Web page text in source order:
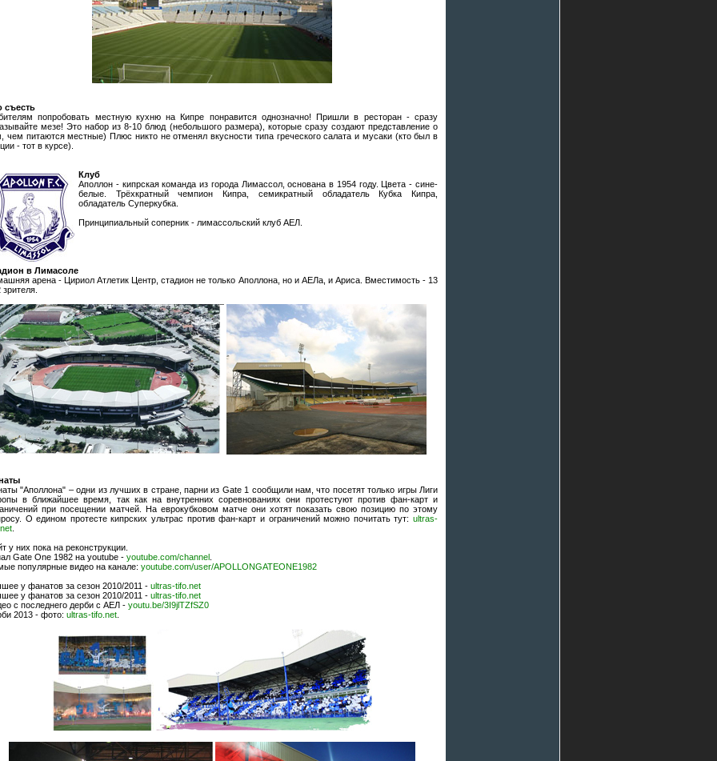
съесть
попробовать местную кухню на Кипре понравится однозначно! Пришли в ресторан - сразу
мезе! Это набор из 8-10 блюд (небольшого размера), которые сразу создают представление о
чем питаются местные) Плюс никто не отменял вкусности типа греческого салата и мусаки (кто был в
- тот в курсе).
Клуб
Аполлон - кипрская команда из города Лимассол, основана в 1954 году. Цвета - сине-
белые. Трёхкратный чемпион Кипра, семикратный обладатель Кубка Кипра,
обладатель Суперкубка.
Принципиальный соперник - лимассольский клуб АЕЛ.
в Лимасоле
арена - Цириол Атлетик Центр, стадион не только Аполлона, но и АЕЛа, и Ариса. Вместимость - 13
зрителя.
"Аполлона" – одни из лучших в стране, парни из Gate 1 сообщили нам, что посетят только игры Лиги
в ближайшее время, так как на внутренних соревнованиях они протестуют против фан-карт и
при посещении матчей. На еврокубковом матче они хотят показать свою позицию по этому
О едином протесте кипрских ультрас против фан-карт и ограничений можно почитать тут: ultras-
у них пока на реконструкции.
Gate One 1982 на youtube - youtube.com/channel
популярные видео на канале: youtube.com/user/APOLLONGATEONE1982
у фанатов за сезон 2010/2011 - ultras-tifo.net
у фанатов за сезон 2010/2011 - ultras-tifo.net
с последнего дерби с АЕЛ - youtu.be/3I9jlTZfSZ0
2013 - фото: ultras-tifo.net